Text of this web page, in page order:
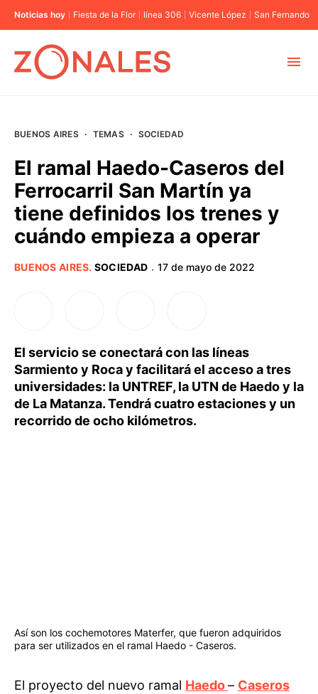
Noticias hoy Fiesta de la Flor línea 306 Vicente López San Fernando
BUENOS AIRES
PROVINCIAS
BUENOS AIRES · TEMAS · SOCIEDAD
El ramal Haedo-Caseros del
Ferrocarril San Martín ya
tiene definidos los trenes y
cuándo empieza a operar
BUENOS AIRES. SOCIEDAD · 17 de mayo de 2022
El servicio se conectará con las líneas
Sarmiento y Roca y facilitará el acceso a tres
universidades: la UNTREF, la UTN de Haedo y la
de La Matanza. Tendrá cuatro estaciones y un
recorrido de ocho kilómetros.
Así son los cochemotores Materfer, que fueron adquiridos
para ser utilizados en el ramal Haedo - Caseros.
El proyecto del nuevo ramal Haedo– Caseros